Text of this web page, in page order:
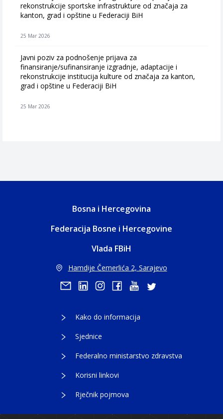
rekonstrukcije sportske infrastrukture od značaja za
kanton, grad i opštine u Federaciji BiH
25 Mar 2026
Javni poziv za podnošenje prijava za
finansiranje/sufinansiranje izgradnje, adaptacije i
rekonstrukcije institucija kulture od značaja za kanton,
grad i opštine u Federaciji BiH
25 Mar 2026
Bosna i Hercegovina
Federacija Bosne i Hercegovine
Vlada FBiH
Hamdije Čemerlića 2, Sarajevo
Kako do informacija
Sjednice
Federalno ministarstvo zdravstva
Korisni linkovi
Rječnik pojmova